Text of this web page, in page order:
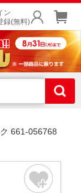
ン
録(無料)
661-056768